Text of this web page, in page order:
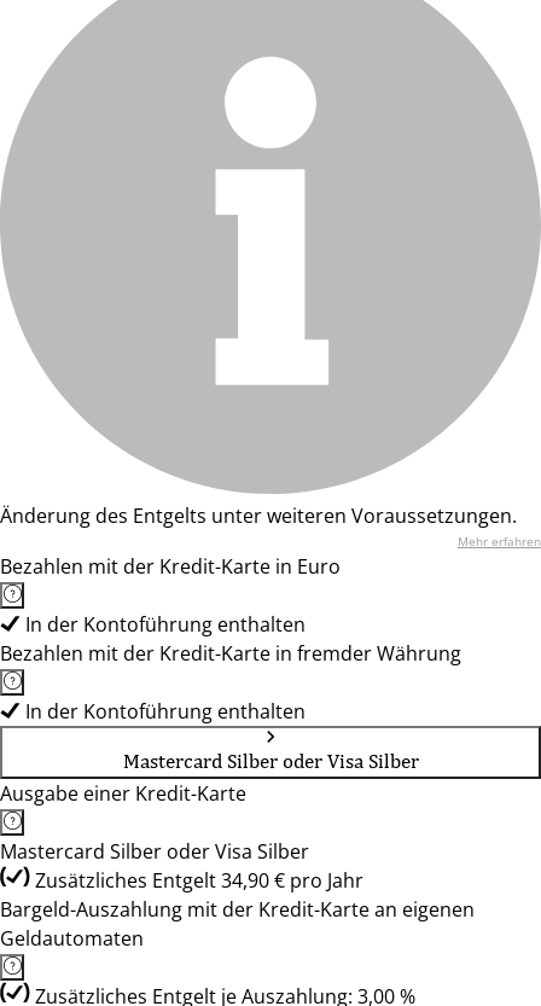
Änderung des Entgelts unter weiteren Voraussetzungen.
Mehr erfahren
Bezahlen mit der Kredit-Karte in Euro
In der Kontoführung enthalten
Bezahlen mit der Kredit-Karte in fremder Währung
In der Kontoführung enthalten
Mastercard Silber oder Visa Silber
Ausgabe einer Kredit-Karte
Mastercard Silber oder Visa Silber
Zusätzliches Entgelt 34,90 € pro Jahr
Bargeld-Auszahlung mit der Kredit-Karte an eigenen
Geldautomaten
Zusätzliches Entgelt je Auszahlung: 3,00 %